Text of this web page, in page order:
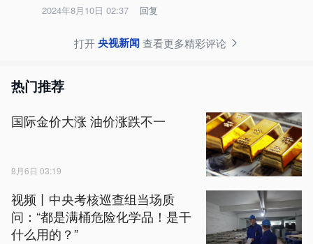
2024年8月10日 02:37 回复
打开央视新闻查看更多精彩评论
热门推荐
国际金价大涨 油价涨跌不一
8月6日 03:19
视频丨中央考核巡查组当场质
问：“都是满桶危险化学品！是干
什么用的？”